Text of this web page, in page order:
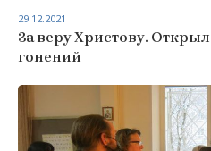
За веру Христову.
гонений
29.12.2021